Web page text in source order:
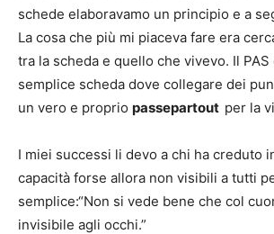
schede elaboravamo un principio e a
La cosa che più mi piaceva fare era
tra la scheda e quello che vivevo. Il
semplice scheda dove collegare dei
un vero e proprio passepartout per la
I miei successi li devo a chi ha creduto
capacità forse allora non visibili a tutti
semplice:“Non si vede bene che col
invisibile agli occhi.”